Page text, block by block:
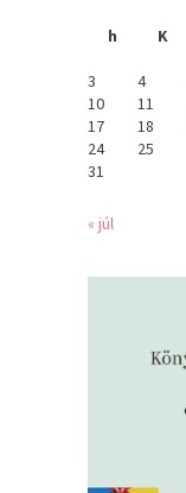
h
K
3
4
10
11
17
18
24
25
31
« júl